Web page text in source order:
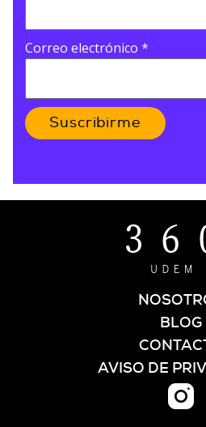
Correo electrónico *
Suscribirme
BLOG
AVISO DE